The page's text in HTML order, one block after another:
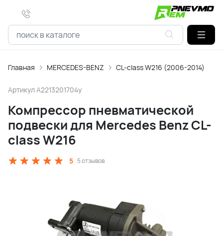
Главная MERCEDES-BENZ CL-class W216 (2006-2014)
Артикул A2213201704y
Компрессор пневматической
подвески для Mercedes Benz CL-
class W216
5 5 отзывов